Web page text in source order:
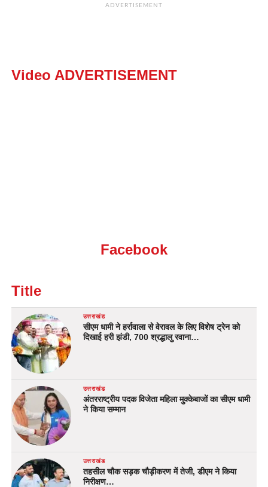
ADVERTISEMENT
Video ADVERTISEMENT
Facebook
Title
उत्तराखंड
सीएम धामी ने हर्रावाला से वेरावल के लिए विशेष ट्रेन को
दिखाई हरी झंडी, 700 श्रद्धालु रवाना…
उत्तराखंड
अंतरराष्ट्रीय पदक विजेता महिला मुक्केबाजों का सीएम धामी
ने किया सम्मान
उत्तराखंड
तहसील चौक सड़क चौड़ीकरण में तेजी, डीएम ने किया
निरीक्षण…